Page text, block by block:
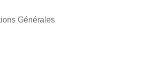
Générales